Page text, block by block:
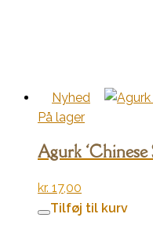
Nyhed
På lager
Agurk ‘Chinese
kr. 17,00
Tilføj til kurv